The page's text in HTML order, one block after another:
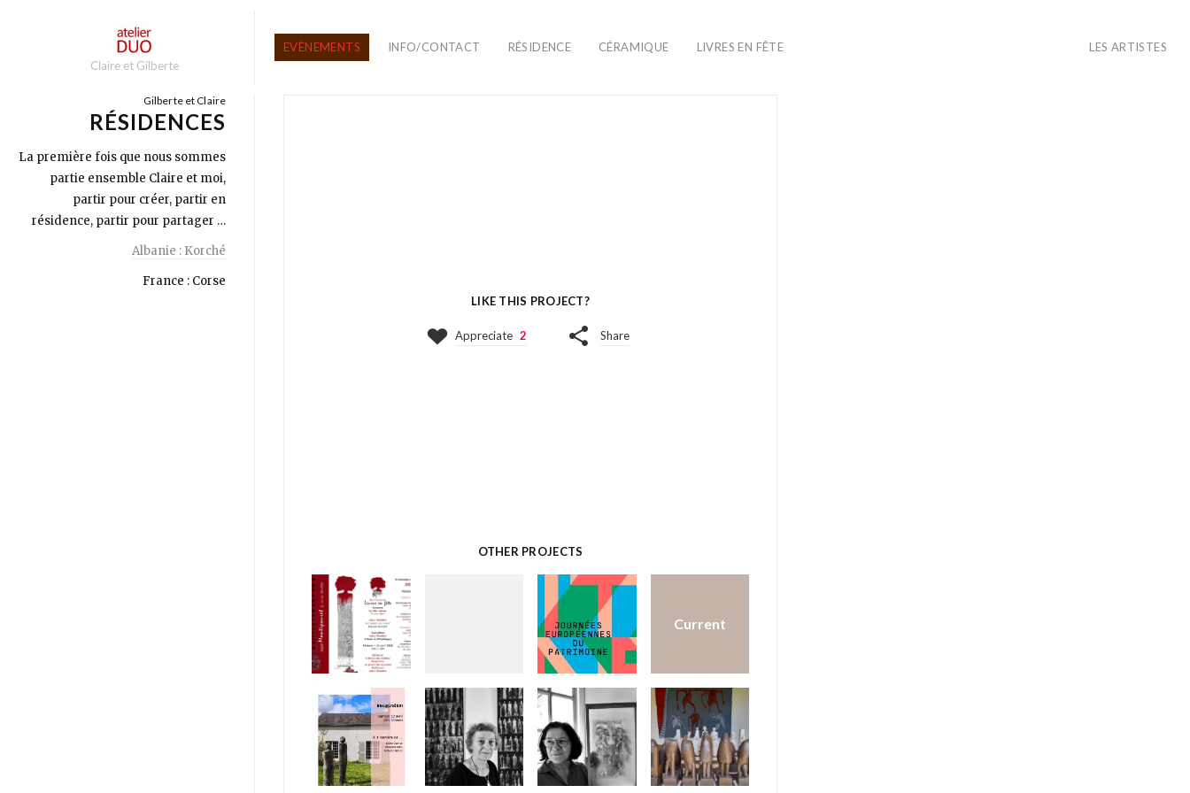
Claire et Gilberte
EVÈNEMENTS INFO/CONTACT RÉSIDENCE CÉRAMIQUE LIVRES EN FÊTE LES ARTISTES
LIKE THIS PROJECT?
Appreciate 2 Share
OTHER PROJECTS
Current
Gilberte et Claire
RÉSIDENCES
La première fois que nous sommes
partie ensemble Claire et moi,
partir pour créer, partir en
résidence, partir pour partager …
Albanie : Korché
France : Corse